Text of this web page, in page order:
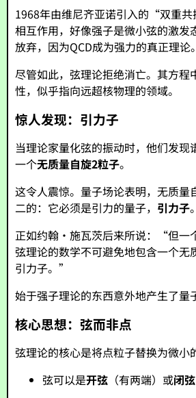
1968年由维尼齐亚诺引入的“双重
相互作用，好像强子是微小弦的激发
放弃，因为QCD成为强力的真正理论。
尽管如此，弦理论拒绝消亡。其方程
性，似乎指向远超核物理的领域。
惊人发现：引力子
当理论家量化弦的振动时，他们发现
一个无质量自旋2粒子。
这令人震惊。量子场论表明，无质量
二的：它必须是引力的量子， 引力子。
正如约翰·施瓦茨后来所说：“但一
弦理论的数学不可避免地包含一个
引力子。”
始于强子理论的东西意外地产生了量
核心思想：弦而非点
弦理论的核心是将点粒子替换为微小
弦可以是开弦 （有两端）或闭弦